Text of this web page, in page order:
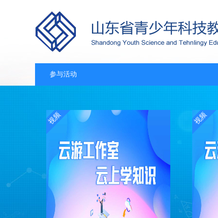
参与活动
视频 视频